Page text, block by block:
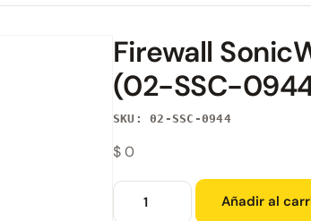
Firewall
(02-SSC-
SKU: 02-SSC-0944
$0
Añadir al